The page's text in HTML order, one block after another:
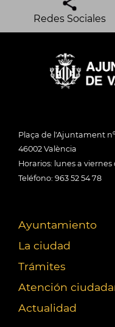
Redes Sociales
Plaça de l'Ajuntament nº
46002 València
Horarios: lunes a viernes
Teléfono: 963 52 54 78
Ayuntamiento
La ciudad
Trámites
Atención
Actualidad